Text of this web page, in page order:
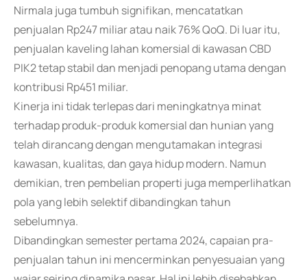
Nirmala juga tumbuh signifikan, mencatatkan
penjualan Rp247 miliar atau naik 76% QoQ. Di luar itu,
penjualan kaveling lahan komersial di kawasan CBD
PIK2 tetap stabil dan menjadi penopang utama dengan
kontribusi Rp451 miliar.
Kinerja ini tidak terlepas dari meningkatnya minat
terhadap produk-produk komersial dan hunian yang
telah dirancang dengan mengutamakan integrasi
kawasan, kualitas, dan gaya hidup modern. Namun
demikian, tren pembelian properti juga memperlihatkan
pola yang lebih selektif dibandingkan tahun
sebelumnya.
Dibandingkan semester pertama 2024, capaian pra-
penjualan tahun ini mencerminkan penyesuaian yang